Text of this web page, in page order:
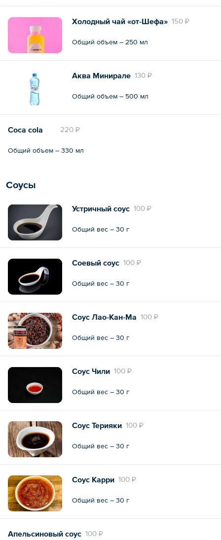
150 ₽
Холодный чай «от-Шефа»
Общий объем – 250 мл
130 ₽
Аква Минирале
Общий объем – 500 мл
220 ₽
Coca cola
Общий объем – 330 мл
Соусы
100 ₽
Устричный соус
Общий вес – 30 г
100 ₽
Соевый соус
Общий вес – 30 г
100 ₽
Соус Лао-Кан-Ма
Общий вес – 30 г
100 ₽
Соус Чили
Общий вес – 30 г
100 ₽
Соус Терияки
Общий вес – 30 г
100 ₽
Соус Карри
Общий вес – 30 г
100 ₽
Апельсиновый соус